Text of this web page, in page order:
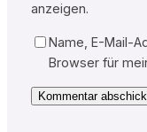
anzeigen.
Name, E-Mail-
Browser für